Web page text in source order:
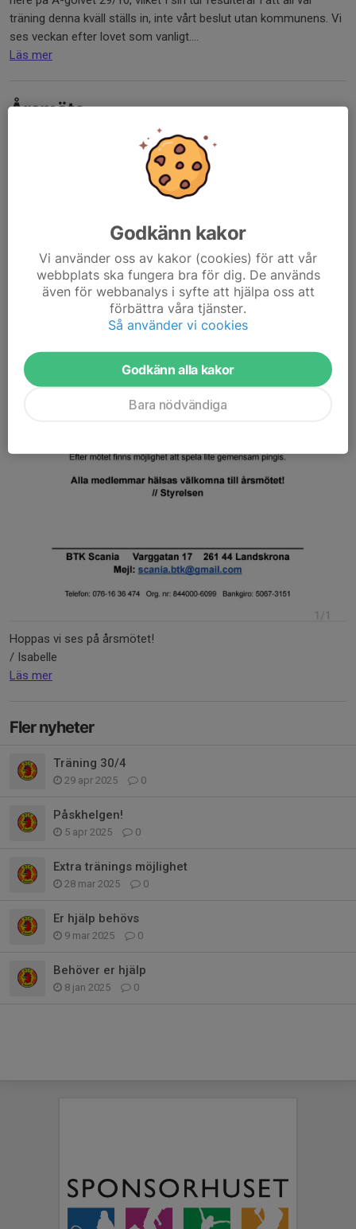
träning denna kväll ställs in, inte vårt beslut utan kommunens. Vi
ses veckan efter lovet som vanligt....
Läs mer
Årsmöte
0 kommentarer
Hoppas vi ses på årsmötet!
/ Isabelle
Läs mer
Fler nyheter
Träning 30/4
29 apr 2025 0
Påskhelgen!
5 apr 2025 0
Extra tränings möjlighet
28 mar 2025 0
Er hjälp behövs
9 mar 2025 0
Behöver er hjälp
8 jan 2025 0
Godkänn kakor
Vi använder oss av kakor (cookies) för att vår
webbplats ska fungera bra för dig. De används
även för webbanalys i syfte att hjälpa oss att
förbättra våra tjänster.
Så använder vi cookies
Godkänn alla kakor
Bara nödvändiga